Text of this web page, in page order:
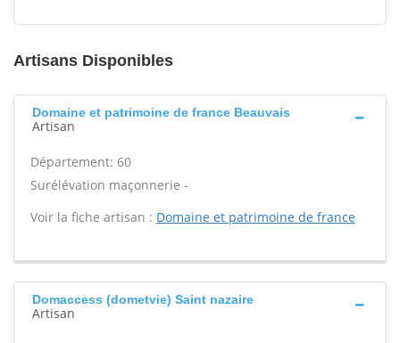
Artisans Disponibles
Domaine et patrimoine de france Beauvais
Artisan
Département: 60
Surélévation maçonnerie -
Voir la fiche artisan : Domaine et patrimoine de france
Domaccess (dometvie) Saint nazaire
Artisan